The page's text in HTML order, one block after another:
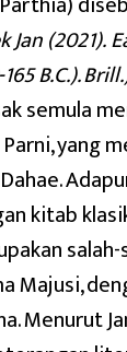
Jan (2021).
B.C.).
semula
yang
kitab
Majusi,
Menurut